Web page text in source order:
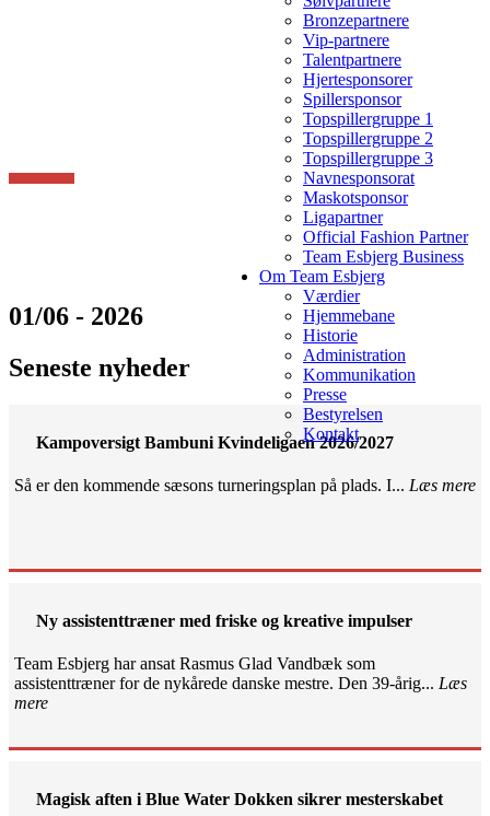
Bronzepartnere
Vip-partnere
Talentpartnere
Hjertesponsorer
Spillersponsor
Topspillergruppe 1
Topspillergruppe 2
Topspillergruppe 3
Navnesponsorat
Maskotsponsor
Ligapartner
Official Fashion Partner
Team Esbjerg Business
Om Team Esbjerg
Værdier
Hjemmebane
Historie
Administration
Kommunikation
Presse
Bestyrelsen
Kontakt
01/06 - 2026
Seneste nyheder
Kampoversigt Bambuni Kvindeligaen 2026/2027
Så er den kommende sæsons turneringsplan på plads. I... Læs mere
Ny assistenttræner med friske og kreative impulser
Team Esbjerg har ansat Rasmus Glad Vandbæk som
assistenttræner for de nykårede danske mestre. Den 39-årig... Læs
mere
Magisk aften i Blue Water Dokken sikrer mesterskabet